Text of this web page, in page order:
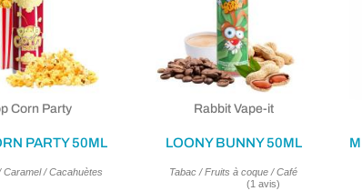
Corn Party
PARTY 50ML
Caramel / Cacahuètes
Rabbit Vape-it
LOONY BUNNY 50ML
Tabac / Fruits à coque / Café